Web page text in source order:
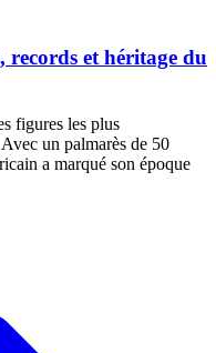
et héritage du
figures les plus
un palmarès de 50
a marqué son époque